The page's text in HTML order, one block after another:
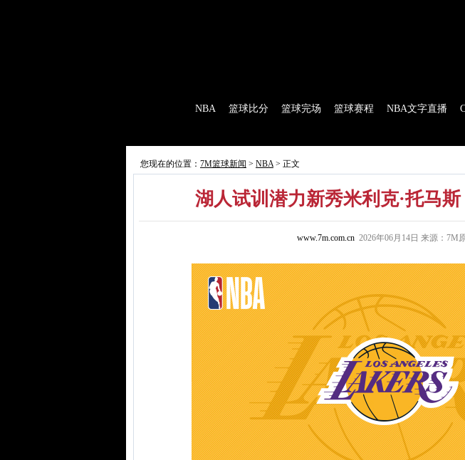
NBA 篮球比分 篮球完场 篮球赛程 NBA文字直播
您现在的位置： 7M篮球新闻 > NBA> 正文
湖人试训潜力新秀米利克·托马
www.7m.com.cn2026年06月14日 来源：7M